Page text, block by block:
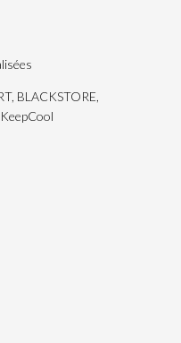
BLACKSTORE,